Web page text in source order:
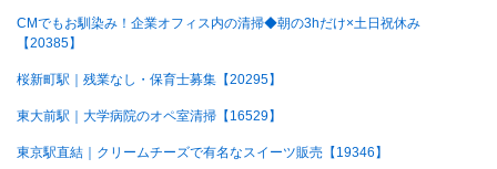
CMでもお馴染み！企業オフィス内の清掃◆朝の3hだけ×土日祝休み
【20385】
桜新町駅｜残業なし・保育士募集【20295】
東大前駅｜大学病院のオペ室清掃【16529】
東京駅直結｜クリームチーズで有名なスイーツ販売【19346】